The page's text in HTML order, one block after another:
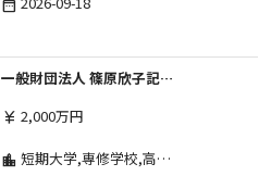
date_range
一般財団法人 篠原欣子記念財団 (海外留学奨学金グループ)
currency_yen 2,000万円
location_city 短期大学,専修学校,高等専門学校,その他,高等学校,大学院,大学